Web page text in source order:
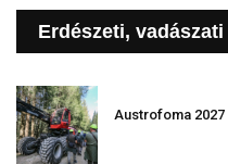
Erdészeti,
Austrofoma 2027